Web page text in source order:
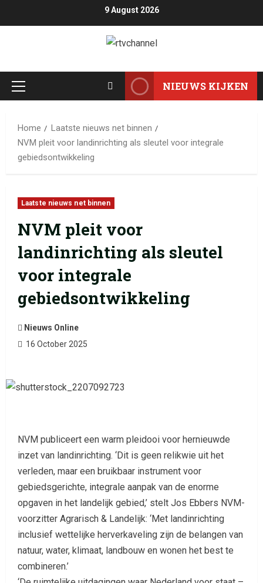
9 August 2026
NIEUWS KIJKEN
Home
Laatste nieuws net binnen
NVM pleit voor landinrichting als sleutel voor integrale
gebiedsontwikkeling
Laatste nieuws net binnen
NVM pleit voor
landinrichting als sleutel
voor integrale
gebiedsontwikkeling
Nieuws Online
16 October 2025
NVM publiceert een warm pleidooi voor hernieuwde
inzet van landinrichting. ‘Dit is geen relikwie uit het
verleden, maar een bruikbaar instrument voor
gebiedsgerichte, integrale aanpak van de enorme
opgaven in het landelijk gebied,’ stelt Jos Ebbers NVM-
voorzitter Agrarisch & Landelijk: ‘Met landinrichting
inclusief wettelijke herverkaveling zijn de belangen van
natuur, water, klimaat, landbouw en wonen het best te
combineren.’